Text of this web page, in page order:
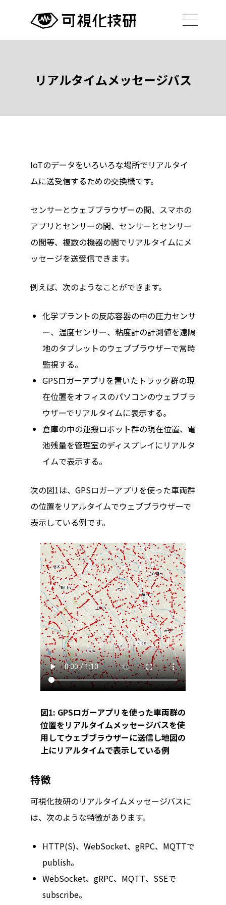
リアルタイムメッセージバス
IoTのデータをいろいろな場所でリアルタイ
ムに送受信するための交換機です。
センサーとウェブブラウザーの間、スマホの
アプリとセンサーの間、センサーとセンサー
の間等、複数の機器の間でリアルタイムにメ
ッセージを送受信できます。
例えば、次のようなことができます。
化学プラントの反応容器の中の圧力センサ
ー、温度センサー、粘度計の計測値を遠隔
地のタブレットのウェブブラウザーで常時
監視する。
GPSロガーアプリを置いたトラック群の現
在位置をオフィスのパソコンのウェブブラ
ウザーでリアルタイムに表示する。
倉庫の中の運搬ロボット群の現在位置、電
池残量を管理室のディスプレイにリアルタ
イムで表示する。
次の図1は、GPSロガーアプリを使った車両群
の位置をリアルタイムでウェブブラウザーで
表示している例です。
図1: GPSロガーアプリを使った車両群の
位置をリアルタイムメッセージバスを使
用してウェブブラウザーに送信し地図の
上にリアルタイムで表示している例
特徴
可視化技研のリアルタイムメッセージバスに
は、次のような特徴があります。
HTTP(S)、WebSocket、gRPC、MQTTで
publish。
WebSocket、gRPC、MQTT、SSEで
subscribe。